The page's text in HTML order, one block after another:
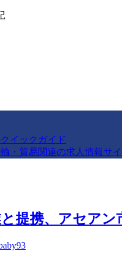
イックガイド
・貿易関連の求人情報サイ
提携、アセアン